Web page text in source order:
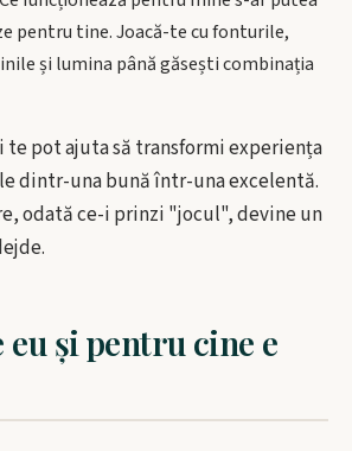
pentru tine. Joacă-te cu fonturile,
și lumina până găsești combinația
te pot ajuta să transformi experiența
dintr-una bună într-una excelentă.
odată ce-i prinzi "jocul", devine un
eu și pentru cine e